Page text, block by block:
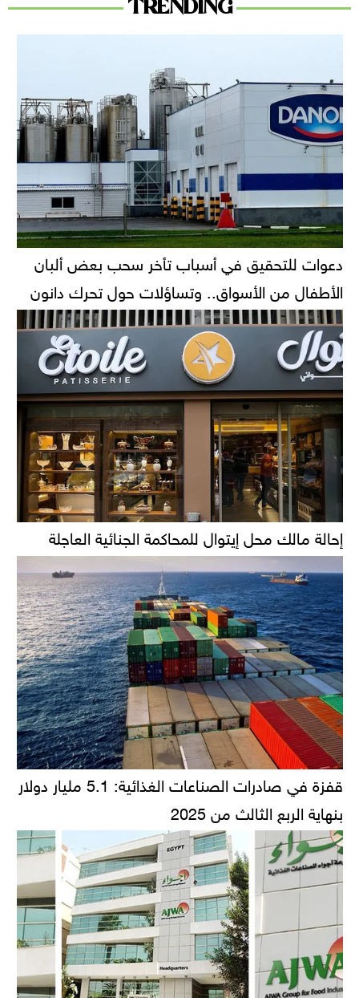
TRENDING
دعوات للتحقيق في أسباب تأخر سحب بعض ألبان
الأطفال من الأسواق.. وتساؤلات حول تحرك دانون
إحالة مالك محل إيتوال للمحاكمة الجنائية العاجلة
قفزة في صادرات الصناعات الغذائية: 5.1 مليار دولار
بنهاية الربع الثالث من 2025